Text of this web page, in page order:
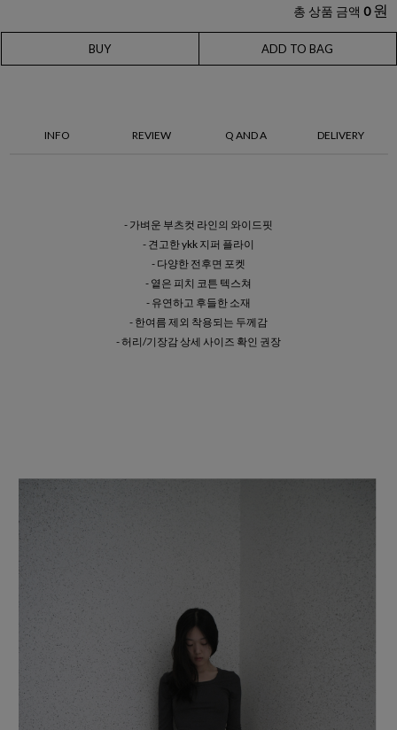
총 상품 금액 0 원
BUY ADD TO BAG
INFO REVIEW Q AND A DELIVERY
- 가벼운 부츠컷 라인의 와이드핏
- 견고한 ykk 지퍼 플라이
- 다양한 전후면 포켓
- 옅은 피치 코튼 텍스쳐
- 유연하고 후들한 소재
- 한여름 제외 착용되는 두께감
- 허리/기장감 상세 사이즈 확인 권장